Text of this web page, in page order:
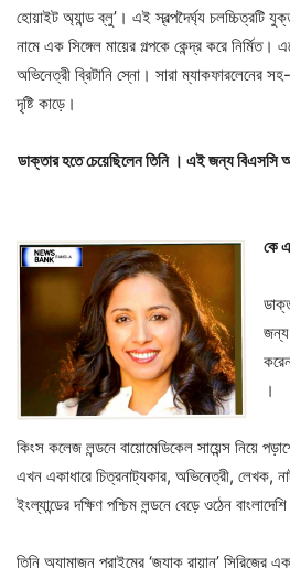
হোয়াইট অ্যান্ড ব্লু’। এই স্বল্পদৈর্ঘ্য চলচ্চিত্রটি
নামে এক সিঙ্গেল মায়ের গল্পকে কেন্দ্র করে
অভিনেত্রী ব্রিটানি স্নো। সারা ম্যাকফারলেনের
দৃষ্টি কাড়ে।
ডাক্তার হতে চেয়েছিলেন তিনি । এই জন্য
কে
জন্য
।
কিংস কলেজ লন্ডনে বায়োমেডিকেল সায়েন্স নিয়ে
এখন একাধারে চিত্রনাট্যকার, অভিনেত্রী, লেখক,
ইংল্যান্ডের দক্ষিণ পশ্চিম লন্ডনে বেড়ে ওঠেন
তিনি অ্যামাজন প্রাইমের ‘জ্যাক রায়ান’ সিরিজের